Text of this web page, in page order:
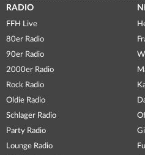
RADIO
FFH Live
80er Radio
90er Radio
2000er Radio
Rock Radio
Oldie Radio
Schlager Radio
Party Radio
Lounge Radio